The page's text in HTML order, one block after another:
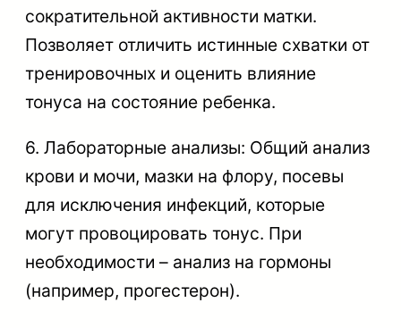
сократительной активности матки.
Позволяет отличить истинные схватки от
тренировочных и оценить влияние
тонуса на состояние ребенка.
6. Лабораторные анализы: Общий анализ
крови и мочи, мазки на флору, посевы
для исключения инфекций, которые
могут провоцировать тонус. При
необходимости – анализ на гормоны
(например, прогестерон).